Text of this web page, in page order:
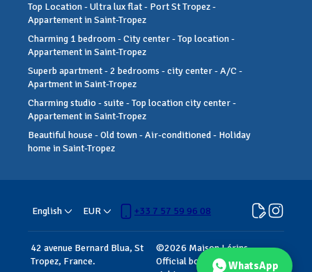
WhatsApp
Top Location - Ultra lux flat - Port St Tropez -
Appartement in Saint-Tropez
Charming 1 bedroom - City center - Top location -
Appartement in Saint-Tropez
Superb apartment - 2 bedrooms - city center - A/C -
Apartment in Saint-Tropez
Charming studio - suite - Top location city center -
Appartement in Saint-Tropez
Beautiful house - Old town - Air-conditioned - Holiday
home in Saint-Tropez
English EUR +33 7 57 59 96 08
42 avenue Bernard Blua, St
Tropez, France.
©2026 Maison Lérins -
Official booking website All